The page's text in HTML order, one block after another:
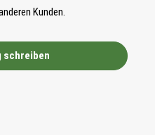
Kunden.
schreiben